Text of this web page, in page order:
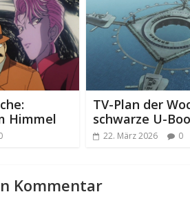
Himmel
TV-Plan der
schwarze U-
22. März 2026 0
Kommentar